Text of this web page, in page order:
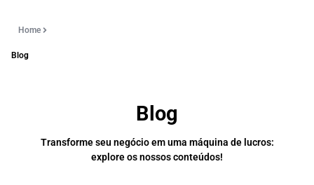
Home
Blog
Blog
Transforme seu negócio em uma máquina de lucros:
explore os nossos conteúdos!